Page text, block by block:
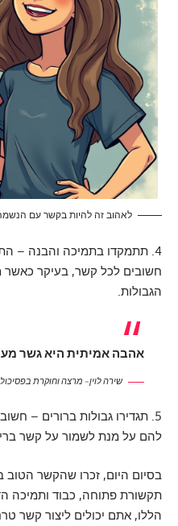
לאהוב זה להיות בקשר עם
4. תתמקדו בתמיכה והבנה –
חשובים לכל קשר, בעיקר כאשר
הגבולות.
אהבה אמיתית היא גשר
שירה לוין – מרצה וחוקרת
5. תגדירו גבולות ברורים –
להם על מנת לשמור על קשר
בסיום היום, זכרו שהקשר הטוב
תקשורת פתוחה, כבוד ותמיכה
הללו, אתם יכולים ליצור קשר